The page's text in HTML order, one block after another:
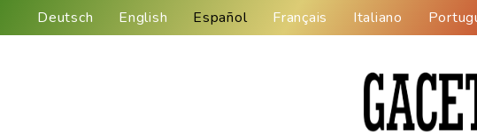
Deutsch English Español Français Italiano